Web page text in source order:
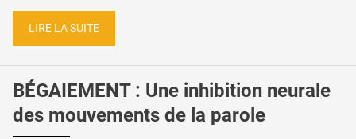
LIRE LA SUITE
BÉGAIEMENT : Une inhibition neurale
des mouvements de la parole